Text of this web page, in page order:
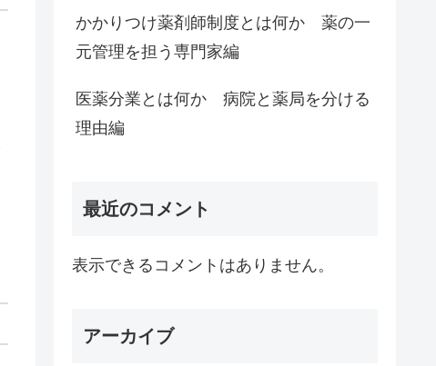
かかりつけ薬剤師制度とは何か 薬の一
元管理を担う専門家編
医薬分業とは何か 病院と薬局を分ける
理由編
最近のコメント
表示できるコメントはありません。
アーカイブ